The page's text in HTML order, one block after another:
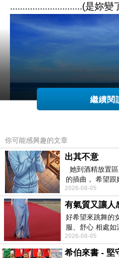
.............................(是妳變
這是個因意外而延後的小
最初
因純粹想來聽聽南田的海
於是
約了伙伴一同到這台灣公
繼續閱
你可能感興趣的文章
出其不意
她到酒精放置
的插曲， 希望
著阿弟丟拉基
2026-08-05
有氣質又讓人
好希望來跳舞的
服、舒心 相處
哪個位子 妳老幾
2026-08-05
希伯來書 - 堅